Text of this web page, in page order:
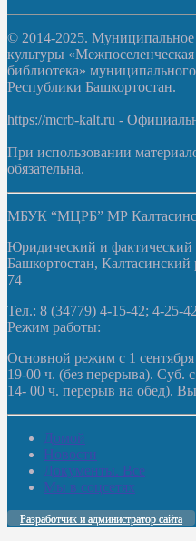
© 2014-2025.
культуры
библиотека»
Республики Башкортостан.
https://mcrb-kalt.ru -
При использовании
обязательна.
МБУК “МЦРБ” МР
Юридический и фактический
Башкортостан,
74
Тел.: 8 (34779) 4-15-42; 4-25-
Режим работы:
Основной режим с 1
19-00 ч. (без перерыва). Суб.
14- 00 ч. перерыв на обед).
Домой
Новости
Документы. Все
Мы в соцсетях
Разработчик и администратор сайта